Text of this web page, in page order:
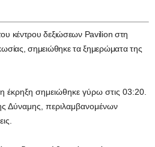
κέντρου δεξιώσεων Pavilion στη
σημειώθηκε τα ξημερώματα της
έκρηξη σημειώθηκε γύρω στις 03:20.
Δύναμης, περιλαμβανομένων